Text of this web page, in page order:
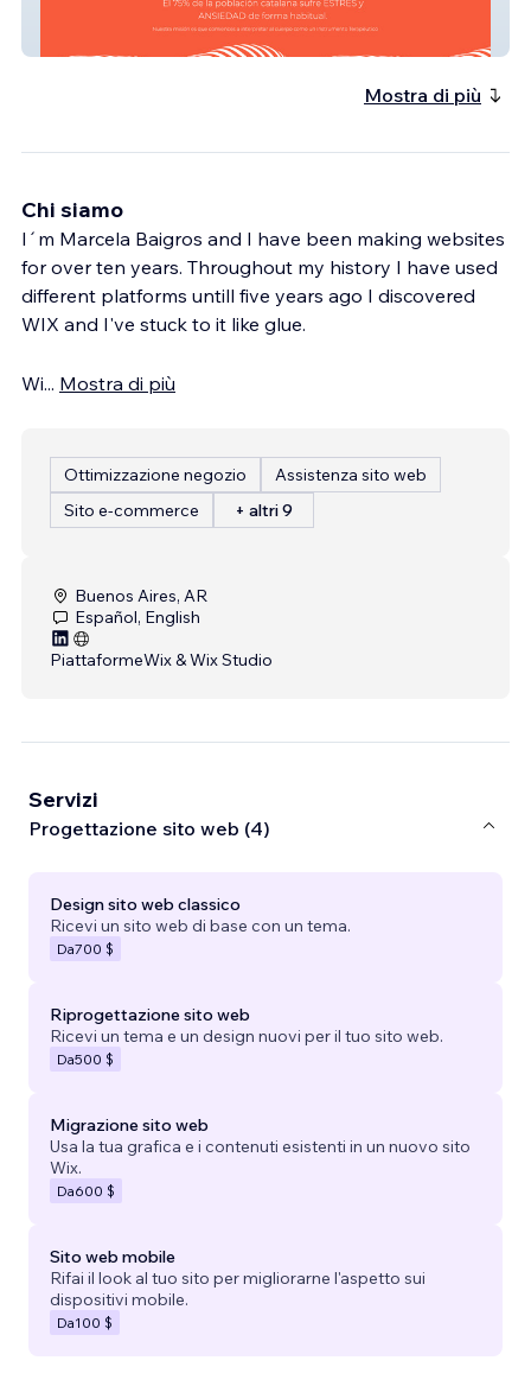
Mostra di più
Chi siamo
I´m Marcela Baigros and I have been making websites
for over ten years. Throughout my history I have used
different platforms untill five years ago I discovered
WIX and I've stuck to it like glue.
Wi... Mostra di più
Ottimizzazione negozio
Assistenza sito web
Sito e-commerce
+ altri 9
Buenos Aires, AR
Español, English
PiattaformeWix & Wix Studio
Servizi
Progettazione sito web (4)
Design sito web classico
Ricevi un sito web di base con un tema.
Da700 $
Riprogettazione sito web
Ricevi un tema e un design nuovi per il tuo sito web.
Da500 $
Migrazione sito web
Usa la tua grafica e i contenuti esistenti in un nuovo sito
Wix.
Da600 $
Sito web mobile
Rifai il look al tuo sito per migliorarne l'aspetto sui
dispositivi mobile.
Da100 $